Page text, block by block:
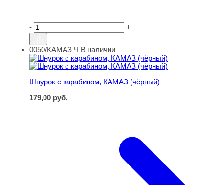
- +
Шнурок с карабином, КАМАЗ (чёрный)
0050/КАМАЗ Ч В наличии
Шнурок с карабином, КАМАЗ (чёрный)
179,00 руб.